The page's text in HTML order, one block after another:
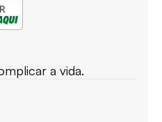
a vida.